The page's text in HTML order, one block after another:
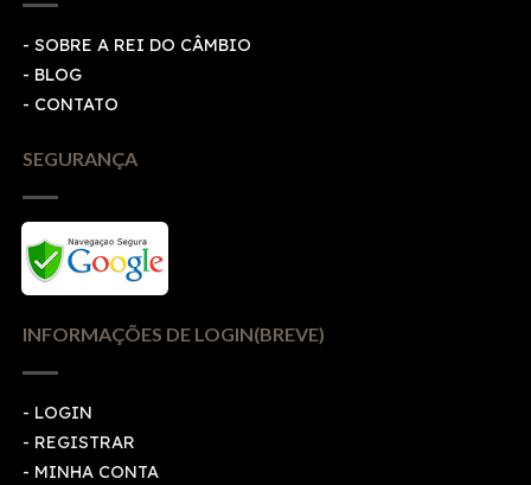
- SOBRE A REI DO CÂMBIO
- BLOG
- CONTATO
SEGURANÇA
INFORMAÇÕES DE LOGIN(BREVE)
- LOGIN
- REGISTRAR
- MINHA CONTA